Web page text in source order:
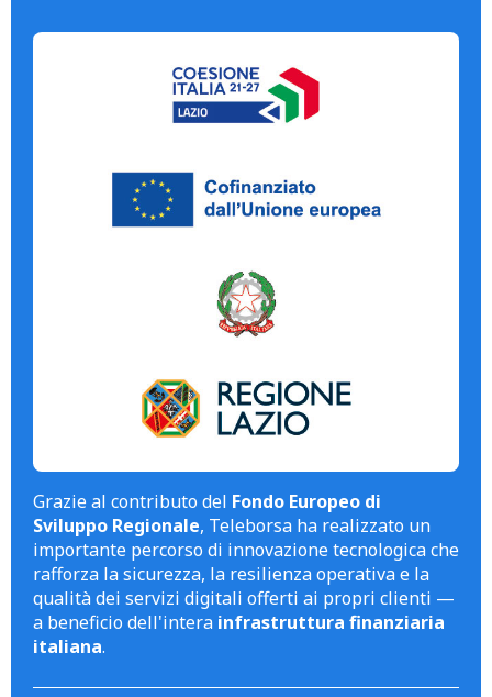
Grazie al contributo del Fondo Europeo di
Sviluppo Regionale, Teleborsa ha realizzato un
importante percorso di innovazione tecnologica che
rafforza la sicurezza, la resilienza operativa e la
qualità dei servizi digitali offerti ai propri clienti —
a beneficio dell'intera infrastruttura finanziaria
italiana.